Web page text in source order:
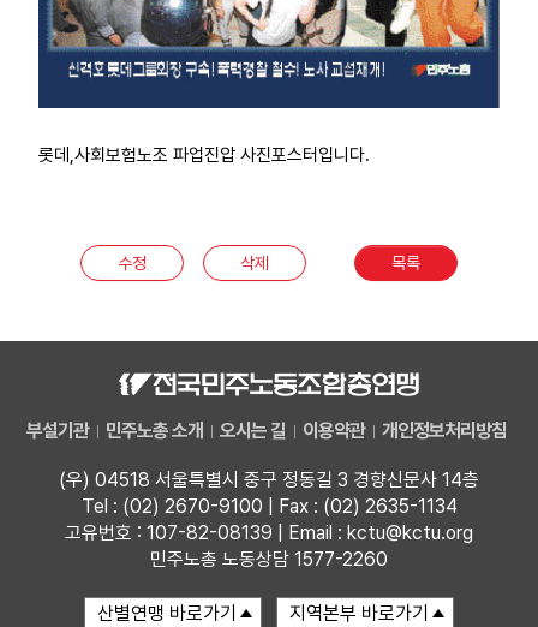
롯데,사회보험노조 파업진압 사진포스터입니다.
수정 삭제 목록
부설기관 민주노총 소개 오시는 길 이용약관 개인정보처리방침
(우) 04518 서울특별시 중구 정동길 3 경향신문사 14층
Tel : (02) 2670-9100 | Fax : (02) 2635-1134
고유번호 : 107-82-08139 | Email : kctu@kctu.org
민주노총 노동상담 1577-2260